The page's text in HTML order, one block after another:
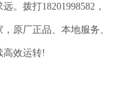
。拨打18201998582，
原厂正品、本地服务、
高效运转!